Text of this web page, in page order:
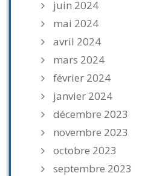
juin 2024
mai 2024
avril 2024
mars 2024
février 2024
janvier 2024
décembre 2023
novembre 2023
octobre 2023
septembre 2023